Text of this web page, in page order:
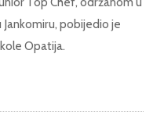
Jankomiru, pobijedio je
Opatija.